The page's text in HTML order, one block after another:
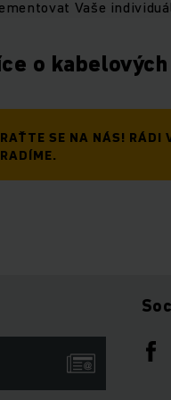
Vaše
o
SE NA NÁS! RÁDI